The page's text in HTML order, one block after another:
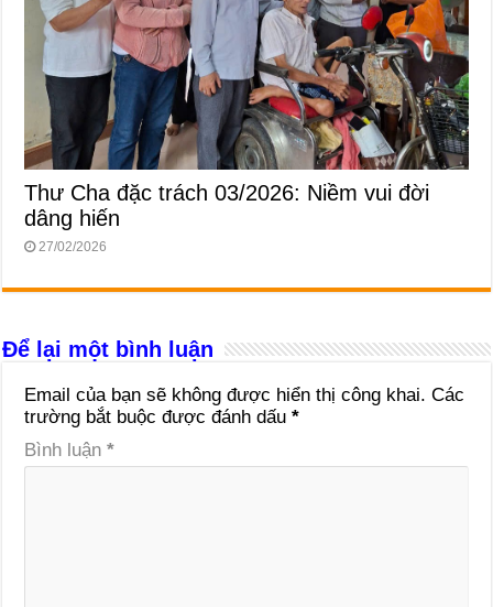
Thư Cha đặc trách 03/2026: Niềm vui đời
dâng hiến
27/02/2026
Để lại một bình luận
Email của bạn sẽ không được hiển thị công khai. Các
trường bắt buộc được đánh dấu*
Bình luận*